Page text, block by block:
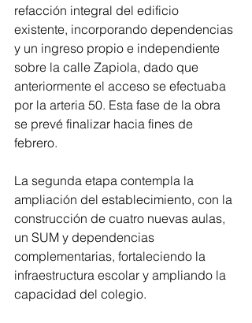
refacción integral del edificio
existente, incorporando dependencias
y un ingreso propio e independiente
sobre la calle Zapiola, dado que
anteriormente el acceso se efectuaba
por la arteria 50. Esta fase de la obra
se prevé finalizar hacia fines de
febrero.
La segunda etapa contempla la
ampliación del establecimiento, con la
construcción de cuatro nuevas aulas,
un SUM y dependencias
complementarias, fortaleciendo la
infraestructura escolar y ampliando la
capacidad del colegio.